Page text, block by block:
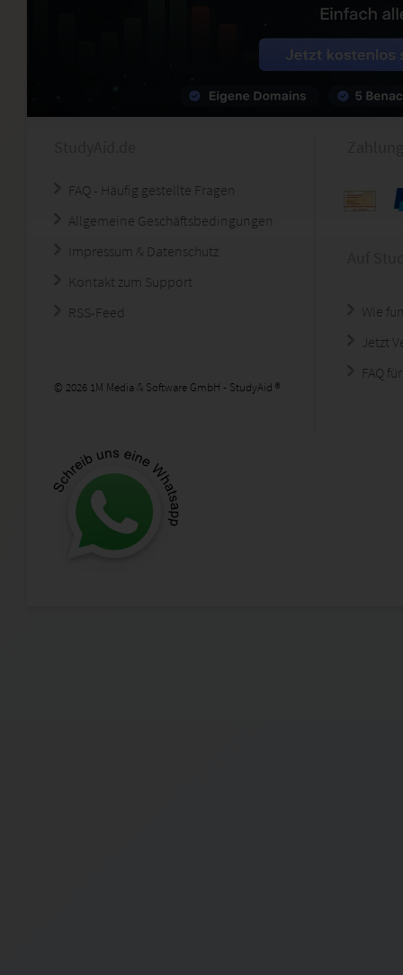
FAQ - Häufig gestellte Fragen
Allgemeine Geschäftsbedingungen
Impressum & Datenschutz
Kontakt zum Support
RSS-Feed
© 2026 1M Media & Software GmbH - StudyAid ®
Wie
Jetzt
FAQ